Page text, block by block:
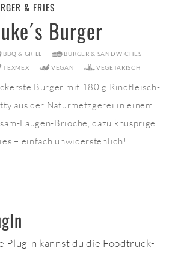
& FRIES
Burger
BBQ & GRILL
BURGER & SANDWICHES
TEXMEX
VEGAN VEGETARISCH
Burger mit 180 g Rindfleisch-
aus der Naturmetzgerei in einem
Laugen-Brioche, dazu knusprige
– einfach unwiderstehlich!
PlugIn kannst du die Foodtruck-